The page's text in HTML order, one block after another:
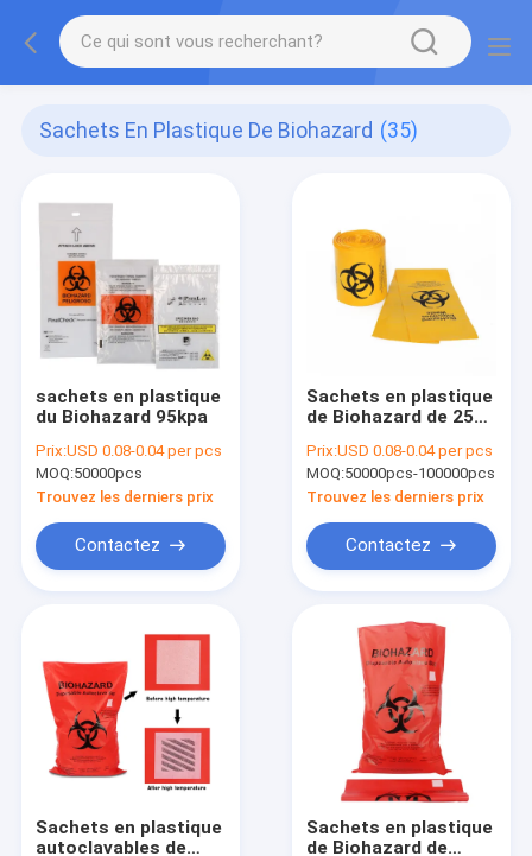
Sachets En Plastique De Biohazard (35)
sachets en plastique
du Biohazard 95kpa
Prix:USD 0.08-0.04 per pcs
MOQ:50000pcs
Trouvez les derniers prix
Contactez
Sachets en plastique
de Biohazard de 25
Prix:USD 0.08-0.04 per pcs
MOQ:50000pcs-100000pcs
Trouvez les derniers prix
Contactez
Sachets en plastique
autoclavables de
Sachets en plastique
de Biohazard de